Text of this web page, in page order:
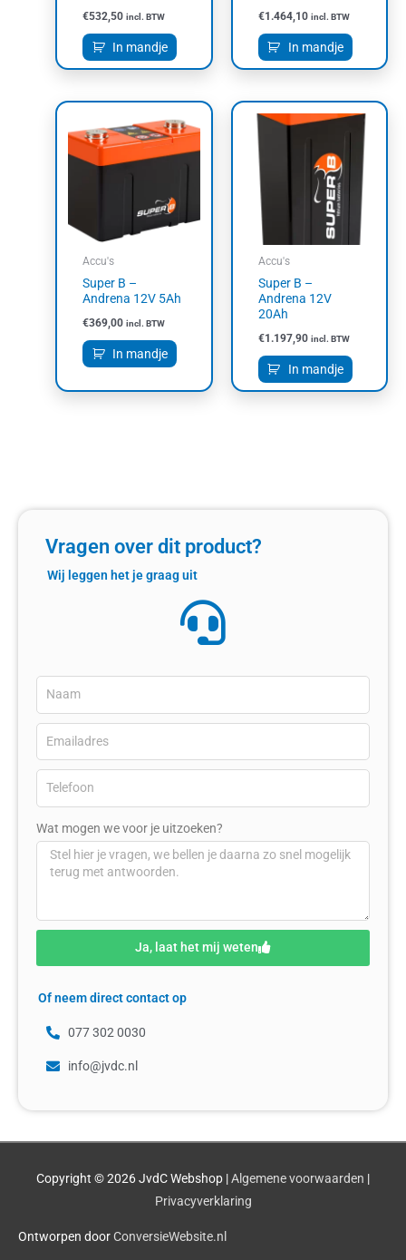
€532,50 incl. BTW
In mandje
€1.464,10 incl. BTW
In mandje
Accu's
Super B –
Andrena 12V 5Ah
€369,00 incl. BTW
In mandje
Accu's
Super B –
Andrena 12V
20Ah
€1.197,90 incl. BTW
In mandje
Vragen over dit product?
Wij leggen het je graag uit
Wat mogen we voor je uitzoeken?
Ja, laat het mij weten
Of neem direct contact op
077 302 0030
info@jvdc.nl
Copyright © 2026JvdC Webshop |Algemene voorwaarden |
Privacyverklaring
Ontworpen doorConversieWebsite.nl